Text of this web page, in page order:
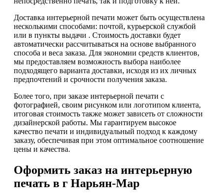
Доставка интерьерной печати может быть осуществлена
несколькими способами: почтой, курьерской службой
или в пункты выдачи . Стоимость доставки будет
автоматически рассчитываться на основе выбранного
способа и веса заказа. Для экономии средств клиентов,
мы предоставляем возможность выбора наиболее
подходящего варианта доставки, исходя из их личных
предпочтений и срочности получения заказа.
Более того, при заказе интерьерной печати с
фотографией, своим рисунком или логотипом клиента,
итоговая стоимость также может зависеть от сложности
дизайнерской работы. Мы гарантируем высокое
качество печати и индивидуальный подход к каждому
заказу, обеспечивая при этом оптимальное соотношение
цены и качества.
Оформить заказ на интерьерную
печать в г Нарьян-Мар